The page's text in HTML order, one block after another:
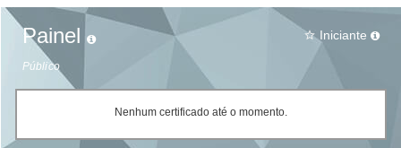
Painel
Público
star_border Iniciante
Nenhum certificado até o momento.